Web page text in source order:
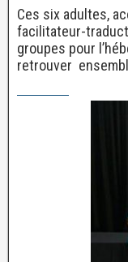
Ces six adultes,
facilitateur-
groupes pour
retrouver